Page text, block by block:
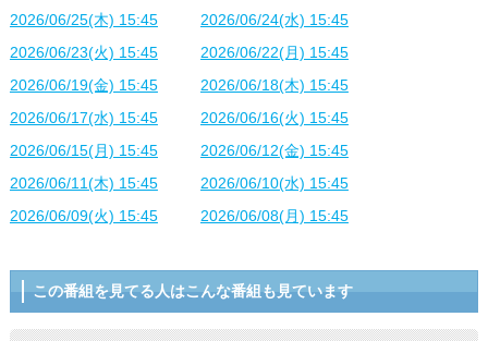
2026/06/25(木) 15:45
2026/06/24(水) 15:45
2026/06/23(火) 15:45
2026/06/22(月) 15:45
2026/06/19(金) 15:45
2026/06/18(木) 15:45
2026/06/17(水) 15:45
2026/06/16(火) 15:45
2026/06/15(月) 15:45
2026/06/12(金) 15:45
2026/06/11(木) 15:45
2026/06/10(水) 15:45
2026/06/09(火) 15:45
2026/06/08(月) 15:45
この番組を見てる人はこんな番組も見ています